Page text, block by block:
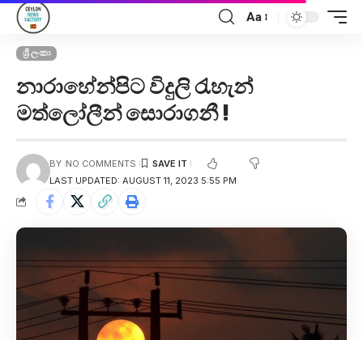
Aa
ශ්‍රී ලංකා
නාරාහේන්පිට විදුලි රැහැන්
මත්ලෝලීන් සොරාගනී !
LAST UPDATED: AUGUST 11, 2023 5:55 PM
BY NO COMMENTS